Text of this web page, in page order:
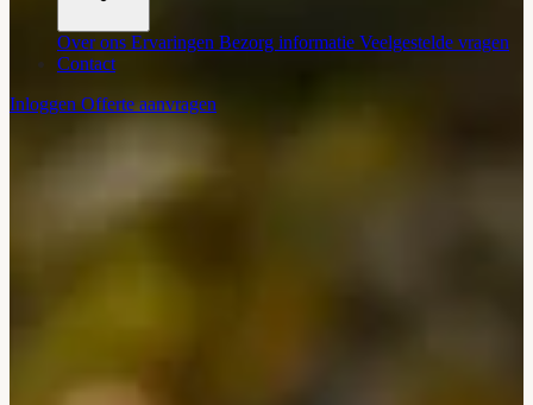
Over ons Ervaringen Bezorg informatie Veelgestelde vragen
Contact
Inloggen Offerte aanvragen